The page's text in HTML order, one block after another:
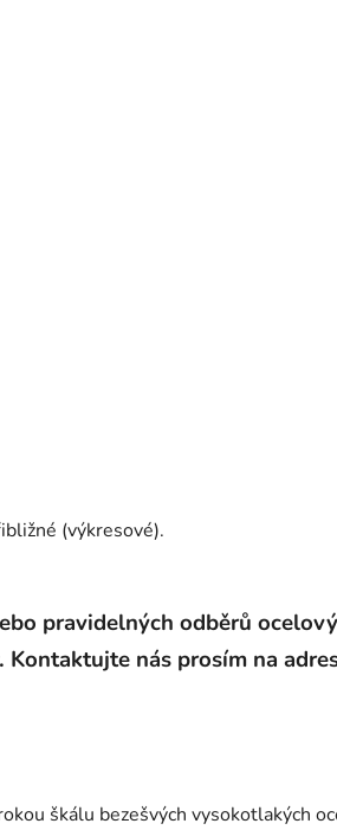
(výkresové).
pravidelných odběrů
nás prosím na
škálu bezešvých vysokotlakých